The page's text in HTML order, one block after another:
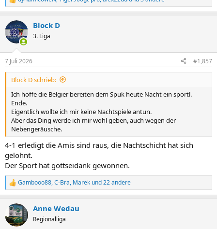
R
e
k
t
i
e
n
Block D
3. Liga
7 Juli 2026 #1,857
Block D schrieb:
Ich hoffe die Belgier bereiten dem Spuk heute Nacht ein sportl.
Ende.
Eigentlich wollte ich mir keine Nachtspiele antun.
Aber das Ding werde ich mir wohl geben, auch wegen der
Nebengeräusche.
4-1 erledigt die Amis sind raus, die Nachtschicht hat sich
gelohnt.
Der Sport hat gottseidank gewonnen.
R
e
k
t
i
Gambooo88,C-Bra, Marek und 22 andere
Anne Wedau
Regionalliga